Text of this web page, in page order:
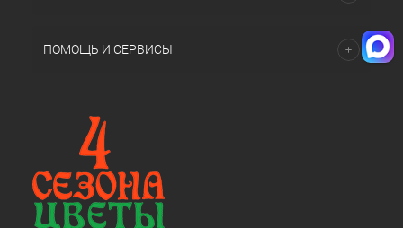
ПОМОЩЬ И СЕРВИСЫ